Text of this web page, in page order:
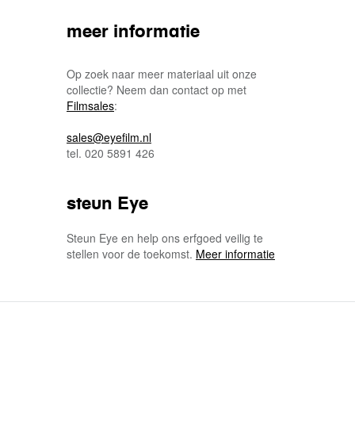
meer informatie
Op zoek naar meer materiaal uit onze
collectie? Neem dan contact op met
Filmsales:
sales@eyefilm.nl
tel. 020 5891 426
steun Eye
Steun Eye en help ons erfgoed veilig te
stellen voor de toekomst. Meer informatie